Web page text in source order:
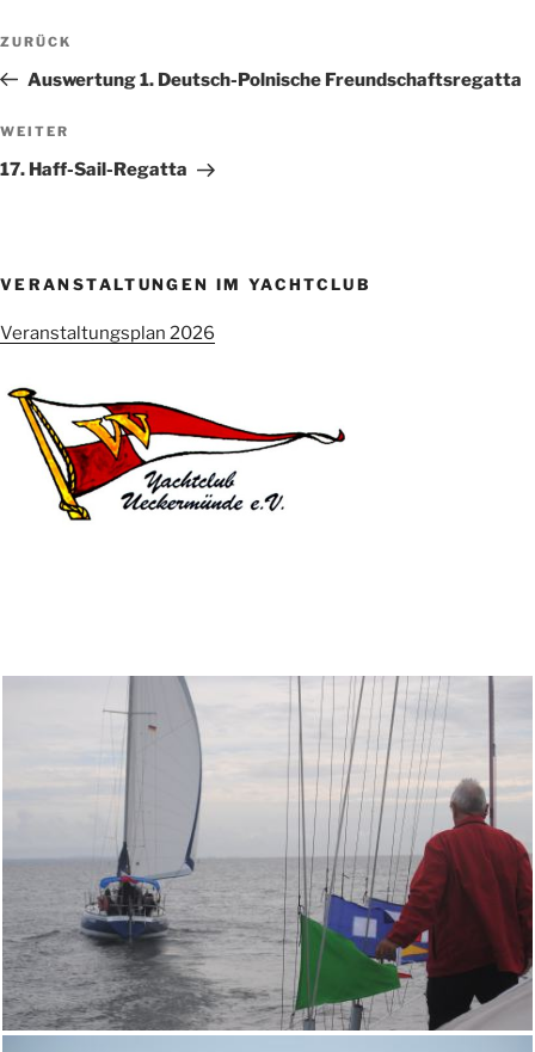
Beitragsnavigation
Vorheriger
Beitrag
ZURÜCK
Auswertung 1. Deutsch-Polnische Freundschaftsregatta
Nächster
Beitrag
WEITER
17. Haff-Sail-Regatta
VERANSTALTUNGEN IM YACHTCLUB
Veranstaltungsplan 2026